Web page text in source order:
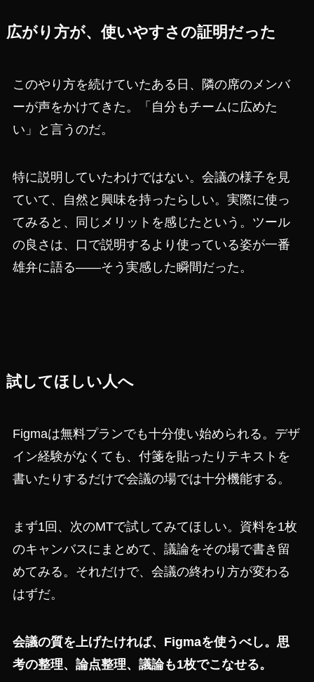
広がり方が、使いやすさの証明だった
このやり方を続けていたある日、隣の席のメンバ
ーが声をかけてきた。「自分もチームに広めた
い」と言うのだ。
特に説明していたわけではない。会議の様子を見
ていて、自然と興味を持ったらしい。実際に使っ
てみると、同じメリットを感じたという。ツール
の良さは、口で説明するより使っている姿が一番
雄弁に語る——そう実感した瞬間だった。
試してほしい人へ
Figmaは無料プランでも十分使い始められる。デザ
イン経験がなくても、付箋を貼ったりテキストを
書いたりするだけで会議の場では十分機能する。
まず1回、次のMTで試してみてほしい。資料を1枚
のキャンバスにまとめて、議論をその場で書き留
めてみる。それだけで、会議の終わり方が変わる
はずだ。
会議の質を上げたければ、Figmaを使うべし。思
考の整理、論点整理、議論も1枚でこなせる。